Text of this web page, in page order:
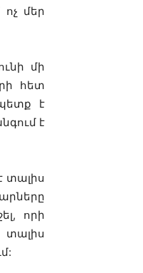
ոչ մեր
մի
հետ
է
է
տալիս
, որի
տալիս
: